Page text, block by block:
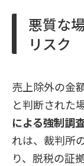
悪質な
リスク
売上除外の金
と判断された場
による強制調
れは、裁判所
り、脱税の証